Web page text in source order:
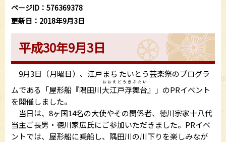
らページID：576369378
更新日：2018年9月3日
平成30年9月3日
9月3日（月曜日）、江戸まち たいとう芸楽祭のプログラ
ムである「屋形船『隅田川大江戸浮舞台
おおえどうきぶたい
』」のPRイベント
を開催しました。
当日は、8ヶ国14名の大使やその関係者、徳川宗家十八代
当主ご長男・徳川家広氏にご参加いただきました。PRイベ
ントでは、屋形船に乗船し、隅田川の川下りを楽しみなが